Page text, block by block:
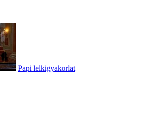
Papi lelkigyakorlat